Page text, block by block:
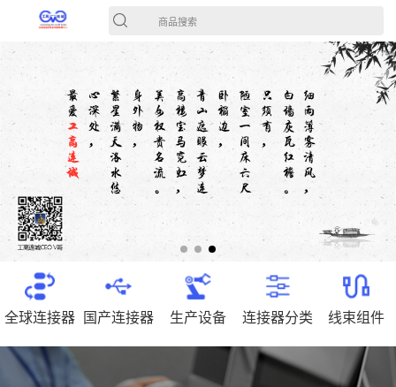
商品搜索
全球连接器 国产连接器 生产设备 连接器分类 线束组件